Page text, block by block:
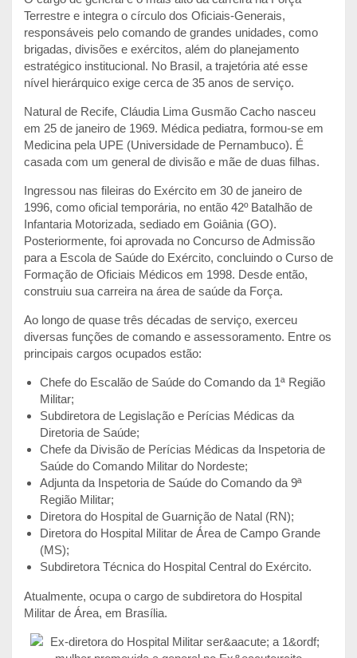
Terrestre e integra o círculo dos Oficiais-Generais,
responsáveis pelo comando de grandes unidades, como
brigadas, divisões e exércitos, além do planejamento
estratégico institucional. No Brasil, a trajetória até esse
nível hierárquico exige cerca de 35 anos de serviço.
Natural de Recife, Cláudia Lima Gusmão Cacho nasceu
em 25 de janeiro de 1969. Médica pediatra, formou-se em
Medicina pela UPE (Universidade de Pernambuco). É
casada com um general de divisão e mãe de duas filhas.
Ingressou nas fileiras do Exército em 30 de janeiro de
1996, como oficial temporária, no então 42º Batalhão de
Infantaria Motorizada, sediado em Goiânia (GO).
Posteriormente, foi aprovada no Concurso de Admissão
para a Escola de Saúde do Exército, concluindo o Curso de
Formação de Oficiais Médicos em 1998. Desde então,
construiu sua carreira na área de saúde da Força.
Ao longo de quase três décadas de serviço, exerceu
diversas funções de comando e assessoramento. Entre os
principais cargos ocupados estão:
Chefe do Escalão de Saúde do Comando da 1ª Região
Militar;
Subdiretora de Legislação e Perícias Médicas da
Diretoria de Saúde;
Chefe da Divisão de Perícias Médicas da Inspetoria de
Saúde do Comando Militar do Nordeste;
Adjunta da Inspetoria de Saúde do Comando da 9ª
Região Militar;
Diretora do Hospital de Guarnição de Natal (RN);
Diretora do Hospital Militar de Área de Campo Grande
(MS);
Subdiretora Técnica do Hospital Central do Exército.
Atualmente, ocupa o cargo de subdiretora do Hospital
Militar de Área, em Brasília.